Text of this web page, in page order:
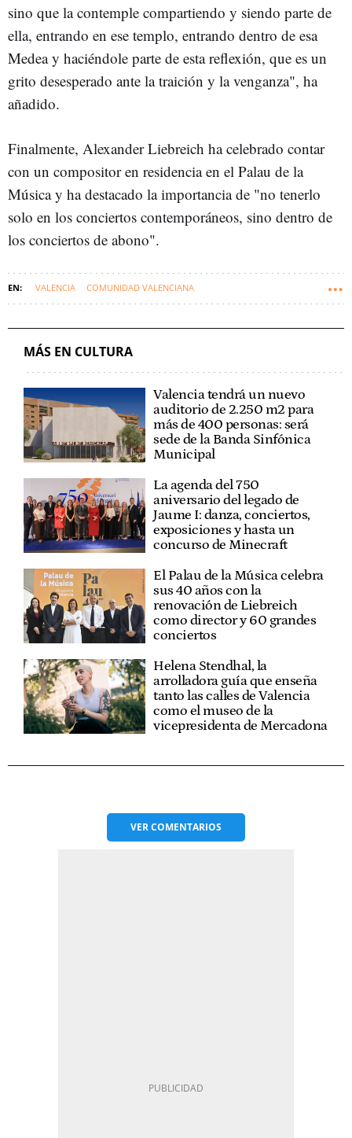
sino que la contemple compartiendo y siendo parte de
ella, entrando en ese templo, entrando dentro de esa
Medea y haciéndole parte de esta reflexión, que es un
grito desesperado ante la traición y la venganza", ha
añadido.
Finalmente, Alexander Liebreich ha celebrado contar
con un compositor en residencia en el Palau de la
Música y ha destacado la importancia de "no tenerlo
solo en los conciertos contemporáneos, sino dentro de
los conciertos de abono".
VALENCIA COMUNIDAD VALENCIANA
MÁS EN CULTURA
Valencia tendrá un nuevo
auditorio de 2.250 m2 para
más de 400 personas: será
sede de la Banda Sinfónica
Municipal
La agenda del 750
aniversario del legado de
Jaume I: danza, conciertos,
exposiciones y hasta un
concurso de Minecraft
El Palau de la Música celebra
sus 40 años con la
renovación de Liebreich
como director y 60 grandes
conciertos
Helena Stendhal, la
arrolladora guía que enseña
tanto las calles de Valencia
como el museo de la
vicepresidenta de Mercadona
VERCOMENTARIOS